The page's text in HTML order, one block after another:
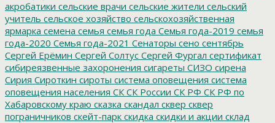
акробатики сельские врачи сельские жители сельский
учитель сельское хозяйство сельскохозяйственная
ярмарка семена семья семья года Семья года-2019 семья
года-2020 Семья года-2021 Сенаторы сено сентябрь
Сергей Ерёмин Сергей Солтус Сергей Фургал сертификат
сибиреязвенные захоронения сигареты СИЗО сирена
Сирия Сироткин сироты система оповещения система
оповещения населения СК СК России СК РФ СК РФ по
Хабаровскому краю сказка скандал сквер сквер
пограничников скейт-парк скидка скидки и акции склад